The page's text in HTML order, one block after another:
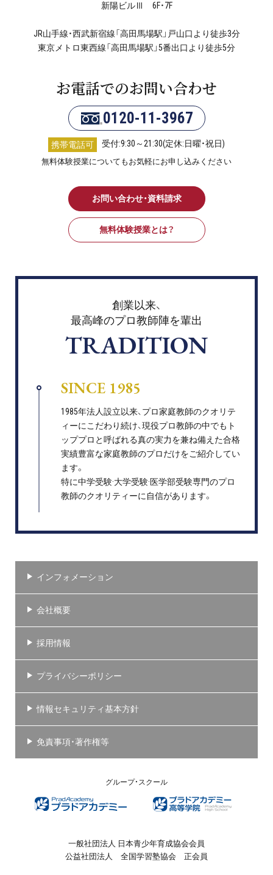
新陽ビルⅢ 6F・7F
JR山手線・西武新宿線「高田馬場駅」戸山口より徒歩3分
東京メトロ東西線「高田馬場駅」5番出口より徒歩5分
お電話でのお問い合わせ
0120-11-3967
携帯電話可 受付:9:30～21:30(定休:日曜・祝日)
無料体験授業についてもお気軽にお申し込みください
お問い合わせ・資料請求
無料体験授業とは？
創業以来、
最高峰のプロ教師陣を輩出
TRADITION
SINCE 1985
1985年法人設立以来、プロ家庭教師のクオリテ
ィーにこだわり続け、現役プロ教師の中でもト
ッププロと呼ばれる真の実力を兼ね備えた合格
実績豊富な家庭教師のプロだけをご紹介してい
ます。
特に中学受験·大学受験·医学部受験専門のプロ
教師のクオリティーに自信があります。
インフォメーション
会社概要
採用情報
プライバシーポリシー
情報セキュリティ基本方針
免責事項・著作権等
グループ・スクール
一般社団法人 日本青少年育成協会会員
公益社団法人 全国学習塾協会 正会員